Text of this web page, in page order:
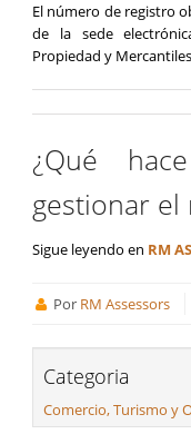
El número de registro
de la sede
Propiedad y
¿Qué
gestionar el
Sigue leyendo en RM
Por RM Assessors
Categoria
Comercio, Turismo y